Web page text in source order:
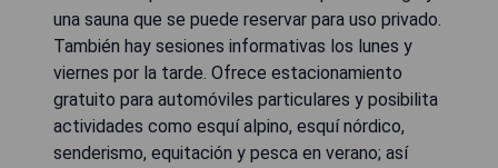
una sauna que se puede reservar para uso privado.
También hay sesiones informativas los lunes y
viernes por la tarde. Ofrece estacionamiento
gratuito para automóviles particulares y posibilita
actividades como esquí alpino, esquí nórdico,
senderismo, equitación y pesca en verano; así